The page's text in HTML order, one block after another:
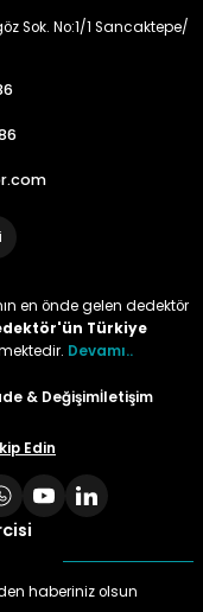
Sok. No:1/1 Sancaktepe/
en önde gelen dedektör
Türkiye
Devamı..
& Değişimİletişim
Edin
haberiniz olsun